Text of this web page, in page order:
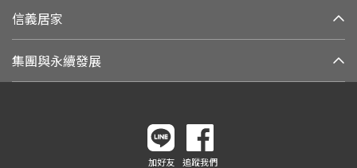
信義居家
集團與永續發展
加好友 追蹤我們